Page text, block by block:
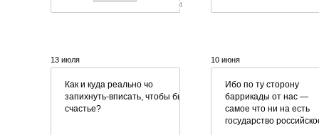
4
13 июля
Как и куда реально чо
запихнуть-вписать, чтобы было
счастье?
10 июня
Ибо по ту сторону
баррикады от нас —
самое что ни на есть
государство